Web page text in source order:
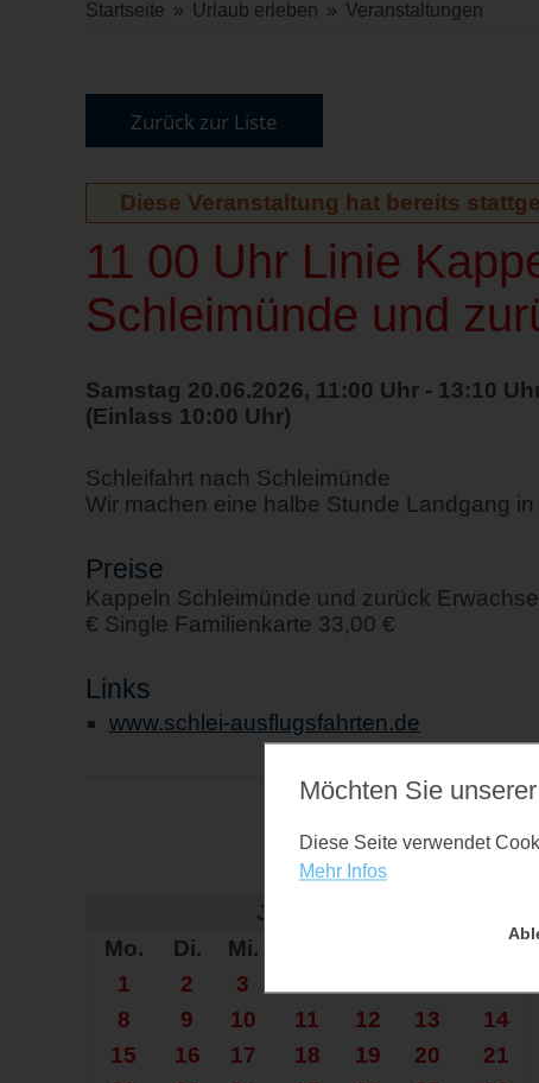
Startseite » Urlaub erleben » Veranstaltungen
Zurück zur Liste
Diese Veranstaltung hat bereits
11 00 Uhr Linie
Schleimünde und
Samstag 20.06.2026, 11:00 Uhr - 13:10
(Einlass 10:00 Uhr)
Schleifahrt nach Schleimünde
Wir machen eine halbe Stunde Landgang
Preise
Kappeln Schleimünde und zurück
€ Single Familienkarte 33,00 €
Links
www.schlei-ausflugsfahrten.de
Juni 2026
Mo.
Di. Mi.
1
2 3
8
9 10 11 12 13
14
15
16 17 18 19 20
21
Möchten Sie
Diese Seite verwendet
Mehr Infos